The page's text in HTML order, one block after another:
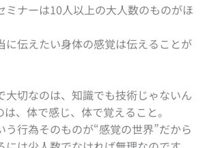
ミナーは10人以上の大人数のものがほ
に伝えたい身体の感覚は伝えることが
大切なのは、知識でも技術じゃないん
、体で感じ、体で覚えること。
う行為そのものが“感覚の世界”だから